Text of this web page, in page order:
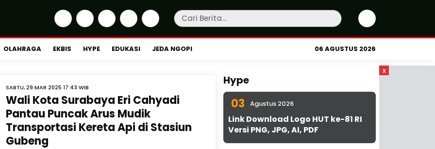
OLAHRAGA EKBIS HYPE EDUKASI JEDA NGOPI 06 AGUSTUS 2026
x
SABTU, 29 MAR 2025 17:43 WIB
Wali Kota Surabaya Eri Cahyadi
Pantau Puncak Arus Mudik
Transportasi Kereta Api di Stasiun
Gubeng
Hype
03 Agustus 2026
Link Download Logo HUT ke-81 RI
Versi PNG, JPG, AI, PDF